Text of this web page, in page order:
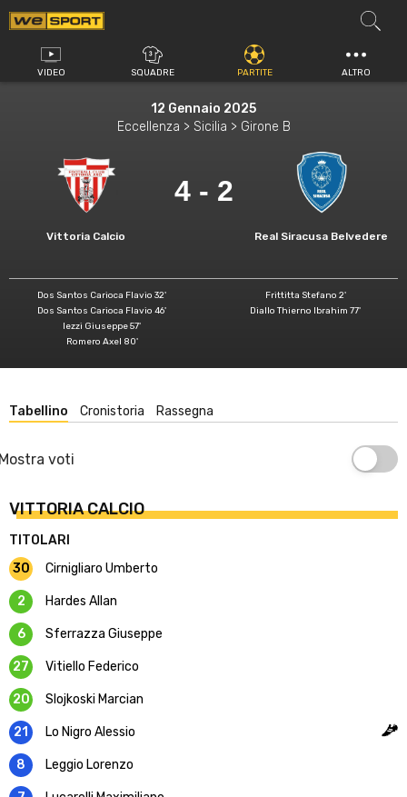
Vai
al
contenuto
VIDEO SQUADRE PARTITE ALTRO
12 Gennaio 2025
Eccellenza > Sicilia > Girone B
Vittoria Calcio
4 - 2
Real Siracusa Belvedere
Dos Santos Carioca Flavio 32'
Dos Santos Carioca Flavio 46'
Iezzi Giuseppe 57'
Romero Axel 80'
Frittitta Stefano 2'
Diallo Thierno Ibrahim 77'
Tabellino Cronistoria Rassegna
voti
VITTORIA CALCIO
TITOLARI
30
Cirnigliaro Umberto
2 Hardes Allan
6 Sferrazza Giuseppe
27 Vitiello Federico
20 Slojkoski Marcian
21 Lo Nigro Alessio
8 Leggio Lorenzo